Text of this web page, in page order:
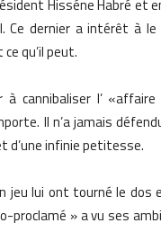
Hisséne Habré et
Ce dernier a intérêt à
qu’il peut.
à cannibaliser l’
Il n’a jamais
d’une infinie petitesse.
jeu lui ont tourné le dos
proclamé » a vu ses